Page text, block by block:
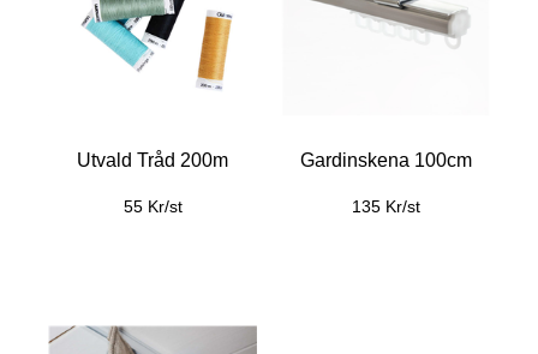
Utvald Tråd 200m
55 Kr/st
Gardinskena 100cm
135 Kr/st